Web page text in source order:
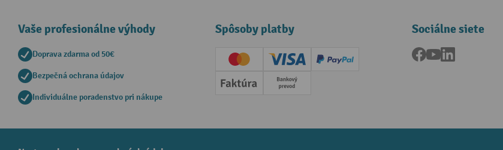
Vaše profesionálne výhody
Doprava zdarma od 50€
Bezpečná ochrana údajov
Individuálne poradenstvo pri nákupe
Spôsoby platby
Creditcard (Master)Creditcard (Visa)
PayPal
Faktúra Predplatba
Sociálne siete
Facebook
YouTube